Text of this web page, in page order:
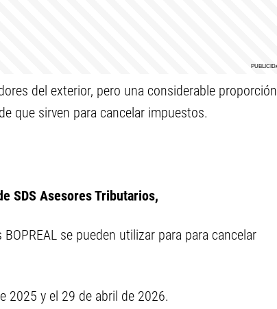
del exterior, pero una considerable proporción
de que sirven para cancelar impuestos.
SDS Asesores Tributarios,
se pueden utilizar para para cancelar
2025 y el 29 de abril de 2026.